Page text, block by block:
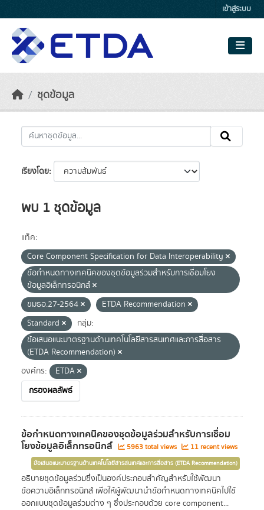
เข้าสู่ระบบ
ชุดข้อมูล
เรียงโดย
พบ 1 ชุดข้อมูล
แท็ค:
Core Component Specification for Data Interoperability
ข้อกำหนดทางเทคนิคของชุดข้อมูลร่วมสำหรับการเชื่อมโยง
ข้อมูลอิเล็กทรอนิกส์
ขมธอ.27-2564
ETDA Recommendation
Standard
กลุ่ม:
ข้อเสนอแนะมาตรฐานด้านเทคโนโลยีสารสนเทศและการสื่อสาร
(ETDA Recommendation)
องค์กร:
ETDA
กรองผลลัพธ์
ข้อกำหนดทางเทคนิคของชุดข้อมูลร่วมสำหรับการเชื่อม
โยงข้อมูลอิเล็กทรอนิกส์ 5963 total views 11 recent views
ข้อเสนอแนะมาตรฐานด้านเทคโนโลยีสารสนเทศและการสื่อสาร (ETDA Recommendation)
อธิบายชุดข้อมูลร่วมซึ่งเป็นองค์ประกอบสำคัญสำหรับใช้พัฒนา
ข้อความอิเล็กทรอนิกส์ เพื่อให้ผู้พัฒนานำข้อกำหนดทางเทคนิคไปใช้
ออกแบบชุดข้อมูลร่วมต่าง ๆ ซึ่งประกอบด้วย core component...